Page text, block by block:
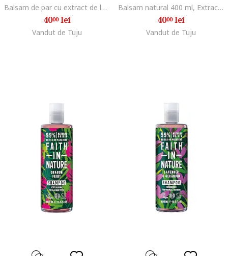
Balsam de par cu extract de lavanda si muscata, 100 ml
4000lei
Vandut de Tuju
Balsam natural 400 ml, Extract de fructul dragonului
4000lei
Vandut de Tuju